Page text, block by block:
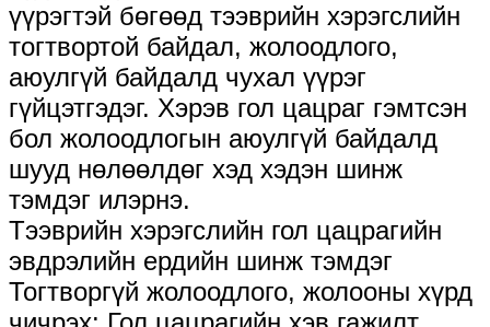
үүрэгтэй бөгөөд тээврийн хэрэгслийн
тогтвортой байдал, жолоодлого,
аюулгүй байдалд чухал үүрэг
гүйцэтгэдэг. Хэрэв гол цацраг гэмтсэн
бол жолоодлогын аюулгүй байдалд
шууд нөлөөлдөг хэд хэдэн шинж
тэмдэг илэрнэ.
Тээврийн хэрэгслийн гол цацрагийн
эвдрэлийн ердийн шинж тэмдэг
Тогтворгүй жолоодлого, жолооны хүрд